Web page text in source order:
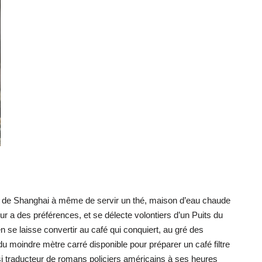
Shanghai à même de servir un thé, maison d’eau chaude
a des préférences, et se délecte volontiers d’un Puits du
se laisse convertir au café qui conquiert, au gré des
moindre mètre carré disponible pour préparer un café filtre
traducteur de romans policiers américains à ses heures